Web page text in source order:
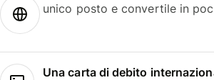
unico posto e convertile in
Una carta di debito